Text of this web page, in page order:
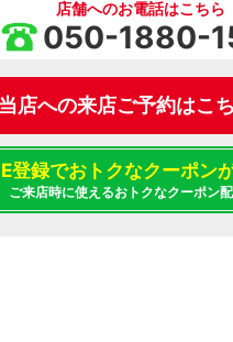
店舗へのお電話はこちら
050-1880-
当店への来店ご予約はこ
登録でおトクなクーポン
ご来店時に使えるおトクなクーポン配